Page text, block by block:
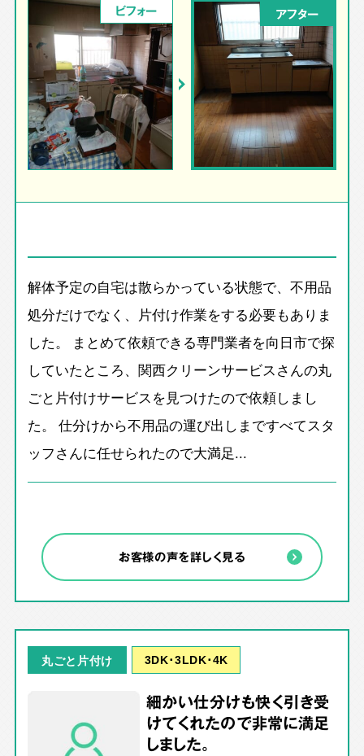
ビフォー アフター
解体予定の自宅は散らかっている状態で、不用品
処分だけでなく、片付け作業をする必要もありま
した。 まとめて依頼できる専門業者を向日市で探
していたところ、関西クリーンサービスさんの丸
ごと片付けサービスを見つけたので依頼しまし
た。 仕分けから不用品の運び出しまですべてスタ
ッフさんに任せられたので大満足...
お客様の声を詳しく見る
丸ごと片付け 3DK･3LDK･4K
細かい仕分けも快く引き受
けてくれたので非常に満足
しました。